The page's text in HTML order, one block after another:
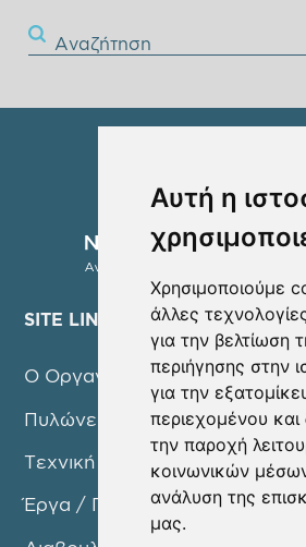
Αυτή η
Χρησιμοποιούμε
άλλες
για την βελτίωση
περιήγησης στην
για την
περιεχομένου και
την παροχή
κοινωνικών
ανάλυση της
μας.
Αναζήτηση
SITE LINKS
Ο Οργανισμός
Πυλώνες Δράσης
Τεχνική Υπηρεσία
Έργα / Προγράμματα